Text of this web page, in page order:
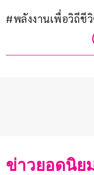
#พลังงานเพื่อวิถีชี
ข่าวยอดนิย